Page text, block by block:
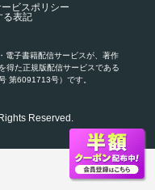
ビスポリシー
る表記
電子書籍配信サービスが、著作
得た正規版配信サービスである
第6091713号）です。
Reserved.